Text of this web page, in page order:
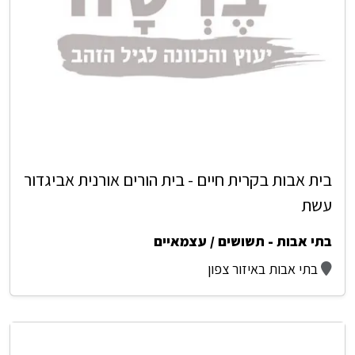
בית אבות בקרית חיים - בית הורים אורנית אביגדור
עשת
בתי אבות - תשושים / עצמאיים
בתי אבות באיזור צפון